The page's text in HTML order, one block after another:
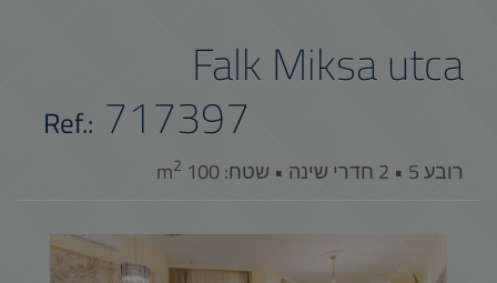
Falk Miksa utca
Ref.: 717397
רובע 5 • 2 חדרי שינה • שטח: 100 m 2